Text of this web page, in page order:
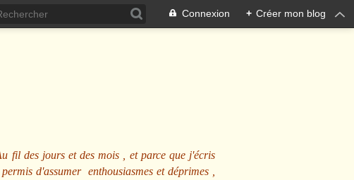
Connexion + Créer mon blog
fil des jours et des mois , et parce que j'écris
d'assumer enthousiasmes et déprimes ,